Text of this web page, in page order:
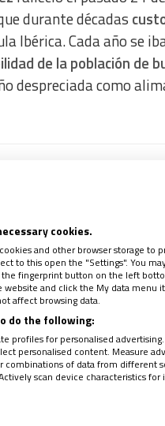
durante décadas
Ibérica. Cada año se
de la población de
despreciada como
noticias de
avance de los
una vida
de su funeral,
de los lirios del
cookies.
and other browser storage to
to this open the "Settings". You
fingerprint button on the left
and click the My data menu
affect browsing data.
do the following:
profiles for personalised
personalised content. Measure
of data from different
scan device characteristics